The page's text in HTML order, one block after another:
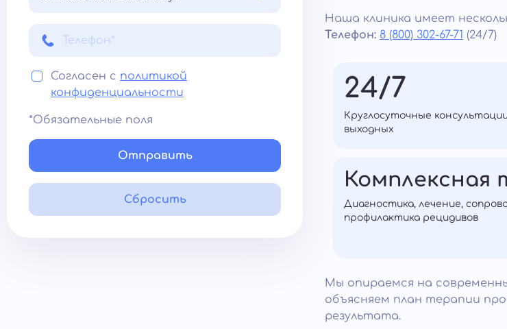
Согласен с политикой
конфиденциальности
*Обязательные поля
Отправить
Сбросить
Наша клиника имеет
Телефон: 8 (800) 302-67-71 (24/7)
24/7
Круглосуточные
выходных
Комплексная
Диагностика, лечение,
профилактика рецидивов
Мы опираемся на
объясняем план терапии
результата.